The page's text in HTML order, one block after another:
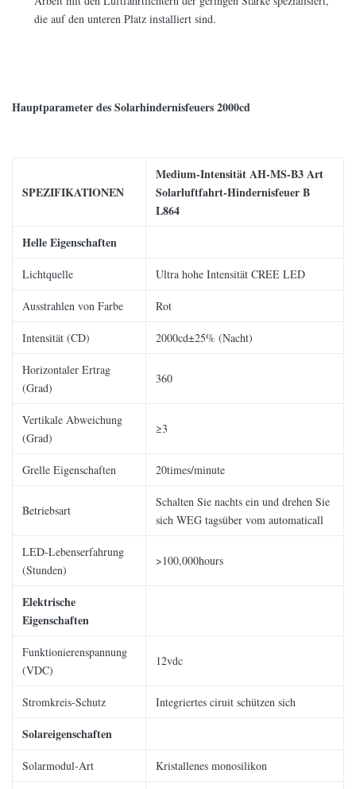
die auf den unteren Platz installiert sind.
Hauptparameter des Solarhindernisfeuers 2000cd
SPEZIFIKATIONEN
Medium-Intensität AH-MS-B3 Art
Solarluftfahrt-Hindernisfeuer B
L864
Helle Eigenschaften
Lichtquelle Ultra hohe Intensität CREE LED
Ausstrahlen von Farbe Rot
Intensität (CD) 2000cd±25% (Nacht)
Horizontaler Ertrag
(Grad)
360
Vertikale Abweichung
(Grad)
≥3
Grelle Eigenschaften 20times/minute
Betriebsart
Schalten Sie nachts ein und drehen Sie
sich WEG tagsüber vom automaticall
LED-Lebenserfahrung
(Stunden)
>100,000hours
Elektrische
Eigenschaften
Funktionierenspannung
(VDC)
12vdc
Stromkreis-Schutz Integriertes ciruit schützen sich
Solareigenschaften
Solarmodul-Art Kristallenes monosilikon